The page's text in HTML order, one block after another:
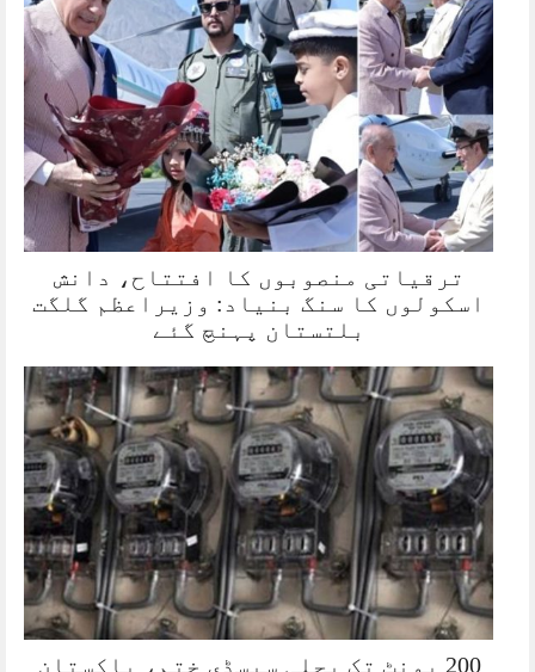
ترقیاتی منصوبوں کا افتتاح، دانش
اسکولوں کا سنگ بنیاد: وزیراعظم گلگت
بلتستان پہنچ گئے
200 یونٹ تک بجلی سبسڈی ختم، پاکستان